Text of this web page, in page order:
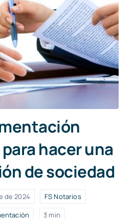
hacer una
de sociedad
de 2024
FS Notarios
3 min